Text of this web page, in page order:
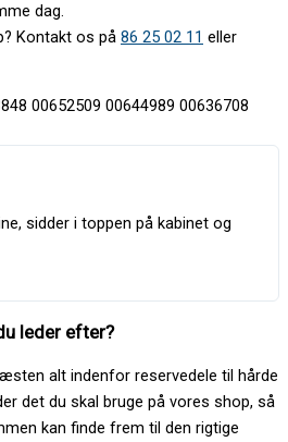
dag.
Kontakt os på 86 25 02 11 eller
00652509 00644989 00636708
sidder i toppen på kabinet og
leder efter?
alt indenfor reservedele til hårde
det du skal bruge på vores shop, så
kan finde frem til den rigtige